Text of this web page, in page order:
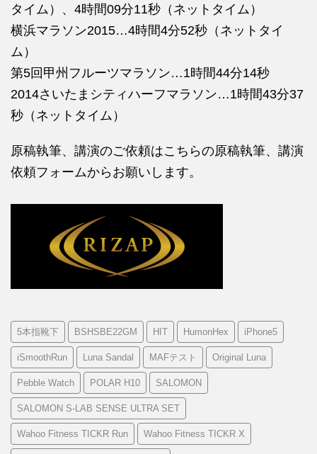
タイム）、4時間09分11秒（ネットタイム）
横浜マラソン2015…4時間4分52秒（ネットタイ
ム）
第5回甲州フルーツマラソン…1時間44分14秒
2014さいたまシティハーフマラソン…1時間43分37
秒（ネットタイム）
原稿執筆、講演のご依頼はこちらの原稿執筆、講演
依頼フォームからお願いします。
5本指靴下 BSHSBE22GM HIT HumonHex iPhone5
iSmoothRun Luna Sandal MAFテスト Original Luna
Pebble Watch POLAR H10 SALOMON
SALOMON S-LAB SENSE ULTRA SET
Wahoo Fitness TICKR Run Wahoo Fitness TICKR X